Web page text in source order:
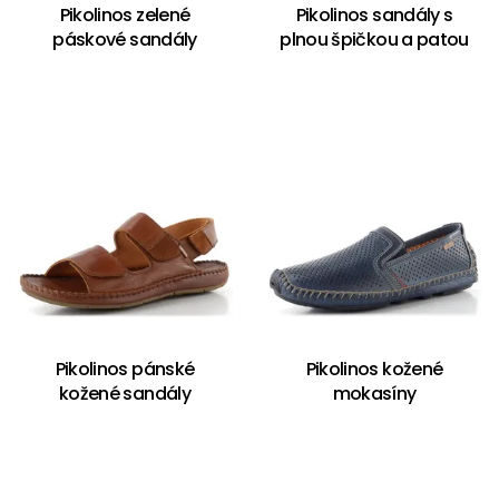
Pikolinos zelené
páskové sandály
Pikolinos sandály s
plnou špičkou a patou
Pikolinos pánské
kožené sandály
Pikolinos kožené
mokasíny